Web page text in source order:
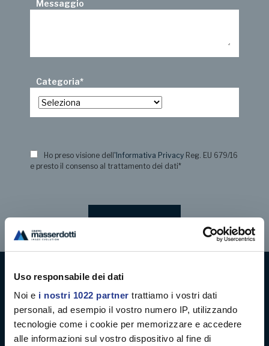
Uso responsabile dei dati
Noi e i nostri 1022 partner trattiamo i vostri dati
personali, ad esempio il vostro numero IP, utilizzando
tecnologie come i cookie per memorizzare e accedere
alle informazioni sul vostro dispositivo al fine di
Messaggio
Categoria*
Ho preso visione dell 'Informativa Privacy Reg. EU 679/16
e presto il consenso al trattamento dei dati*
Digital decoration
Digital signage